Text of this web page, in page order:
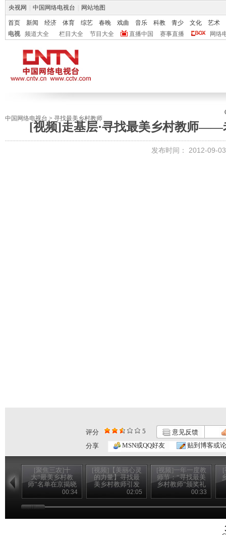
央视网 中国网络电视台 网站地图
首页 新闻 经济 体育 综艺 春晚 戏曲 音乐 科教 青少 文化
艺术
电视
频道大全 栏目大全 节目大全 直播中国 赛事直播 网络
中国网络电视台 > 寻找最美乡村教师
[视频]走基层·寻找最美乡村教师——
发布时间： 2012-09-
评分 5
意见反馈
分享
MSN或QQ好友 贴到博客或
[聚焦三农]十
大“最美乡村教
师”名单在京揭晓
(20120910)00:34
[视频]【美丽心灵
的力量】寻找最
美乡村教师引发
强烈社会反响
02:05
[视频]一年一度教
师节：“寻找最美
乡村教师”颁奖礼
00:33
[